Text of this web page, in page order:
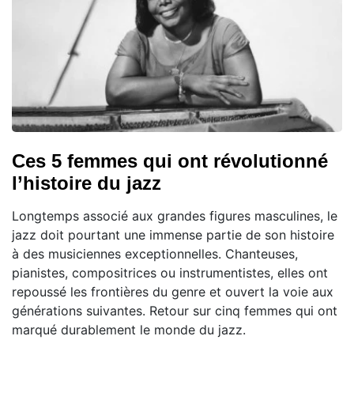
Ces 5 femmes qui ont révolutionné
l’histoire du jazz
Longtemps associé aux grandes figures masculines, le
jazz doit pourtant une immense partie de son histoire
à des musiciennes exceptionnelles. Chanteuses,
pianistes, compositrices ou instrumentistes, elles ont
repoussé les frontières du genre et ouvert la voie aux
générations suivantes. Retour sur cinq femmes qui ont
marqué durablement le monde du jazz.